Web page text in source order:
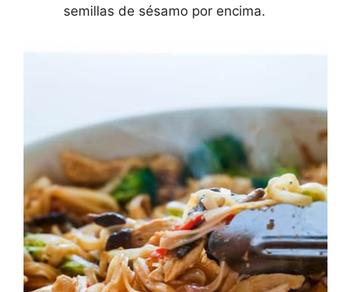
semillas de sésamo por encima.